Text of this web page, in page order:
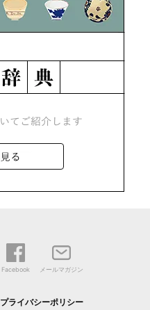
Facebook メールマガジン
プライバシーポリシー